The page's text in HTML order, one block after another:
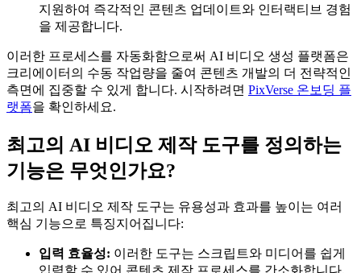
지원하여 즉각적인 콘텐츠 업데이트와 인터랙티브 경험
을 제공합니다.
이러한 프로세스를 자동화함으로써 AI 비디오 생성 플랫폼은
크리에이터의 수동 작업량을 줄여 콘텐츠 개발의 더 전략적인
측면에 집중할 수 있게 합니다. 시작하려면 PixVerse 온보딩 플
랫폼을 확인하세요.
최고의 AI 비디오 제작 도구를 정의하는
기능은 무엇인가요?
최고의 AI 비디오 제작 도구는 유용성과 효과를 높이는 여러
핵심 기능으로 특징지어집니다:
입력 효율성: 이러한 도구는 스크립트와 미디어를 쉽게